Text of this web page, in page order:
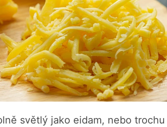
světlý jako eidam, nebo